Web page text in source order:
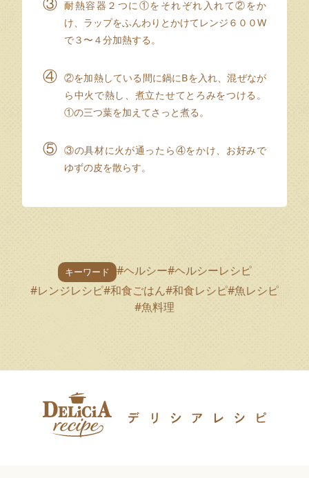
耐熱容器２つに①をそれぞれ入れて②をか
け、ラップをふんわりとかけてレンジ６００W
で３〜４分加熱する。
④ ②を加熱している間に鍋にBを入れ、混ぜなが
ら中火で熱し、煮立たせてとろみをつける。
①の三つ葉を加えてさっと煮る。
⑤ ③の具材に火が通ったら④をかけ、お好みで
ゆずの皮を散らす。
キーワード #ヘルシー#ヘルシーレシピ
#レンジレシピ#和食ごはん#和食レシピ#魚レシピ
#魚料理